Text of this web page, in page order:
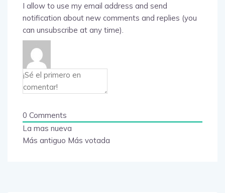
I allow to use my email address and send
notification about new comments and replies (you
can unsubscribe at any time).
0 Comments
La mas nueva
Más antiguo Más votada